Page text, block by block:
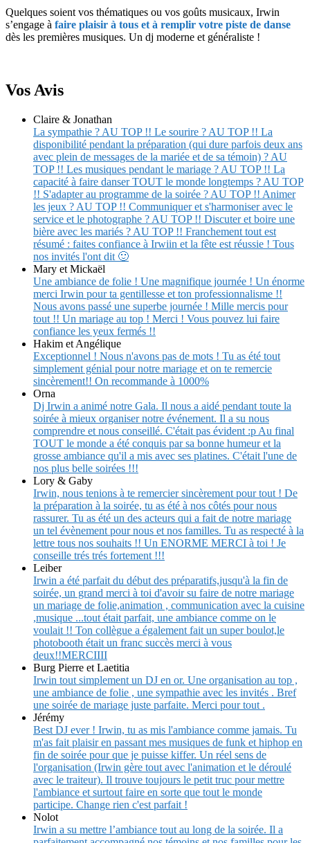
Quelques soient vos thématiques ou vos goûts musicaux, Irwin
s’engage à faire plaisir à tous et à remplir votre piste de danse
dès les premières musiques. Un dj moderne et généraliste !
Vos Avis
Claire & Jonathan
La sympathie ? AU TOP !! Le sourire ? AU TOP !! La
disponibilité pendant la préparation (qui dure parfois deux ans
avec plein de messages de la mariée et de sa témoin) ? AU
TOP !! Les musiques pendant le mariage ? AU TOP !! La
capacité à faire danser TOUT le monde longtemps ? AU TOP
!! S'adapter au programme de la soirée ? AU TOP !! Animer
les jeux ? AU TOP !! Communiquer et s'harmoniser avec le
service et le photographe ? AU TOP !! Discuter et boire une
bière avec les mariés ? AU TOP !! Franchement tout est
résumé : faites confiance à Irwiin et la fête est réussie ! Tous
nos invités l'ont dit 🙂
Mary et Mickaël
Une ambiance de folie ! Une magnifique journée ! Un énorme
merci Irwin pour ta gentillesse et ton professionnalisme !!
Nous avons passé une superbe journée ! Mille mercis pour
tout !! Un mariage au top ! Merci ! Vous pouvez lui faire
confiance les yeux fermés !!
Hakim et Angélique
Exceptionnel ! Nous n'avons pas de mots ! Tu as été tout
simplement génial pour notre mariage et on te remercie
sincèrement!! On recommande à 1000%
Orna
Dj Irwin a animé notre Gala. Il nous a aidé pendant toute la
soirée à mieux organiser notre événement. Il a su nous
comprendre et nous conseillé. C'était pas évident :p Au final
TOUT le monde a été conquis par sa bonne humeur et la
grosse ambiance qu'il a mis avec ses platines. C'était l'une de
nos plus belle soirées !!!
Lory & Gaby
Irwin, nous tenions à te remercier sincèrement pour tout ! De
la préparation à la soirée, tu as été à nos côtés pour nous
rassurer. Tu as été un des acteurs qui a fait de notre mariage
un tel évènement pour nous et nos familles. Tu as respecté à la
lettre tous nos souhaits !! Un ENORME MERCI à toi ! Je
conseille trés trés fortement !!!
Leiber
Irwin a été parfait du début des préparatifs,jusqu'à la fin de
soirée, un grand merci à toi d'avoir su faire de notre mariage
un mariage de folie,animation , communication avec la cuisine
,musique ...tout était parfait, une ambiance comme on le
voulait !! Ton collègue a également fait un super boulot,le
photobooth était un franc succès merci à vous
deux!!MERCIIII
Burg Pierre et Laetitia
Irwin tout simplement un DJ en or. Une organisation au top ,
une ambiance de folie , une sympathie avec les invités . Bref
une soirée de mariage juste parfaite. Merci pour tout .
Jérémy
Best DJ ever ! Irwin, tu as mis l'ambiance comme jamais. Tu
m'as fait plaisir en passant mes musiques de funk et hiphop en
fin de soirée pour que je puisse kiffer. Un réel sens de
l'organisation (Irwin gère tout avec l'animation et le déroulé
avec le traiteur). Il trouve toujours le petit truc pour mettre
l'ambiance et surtout faire en sorte que tout le monde
participe. Change rien c'est parfait !
Nolot
Irwin a su mettre l’ambiance tout au long de la soirée. Il a